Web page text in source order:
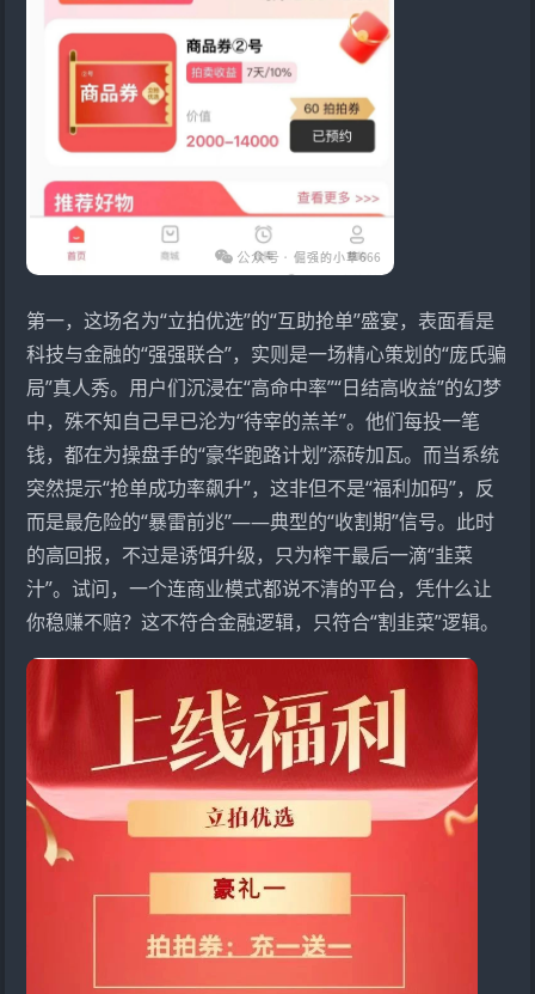
第一，这场名为“立拍优选”的“互助抢单”盛宴，表面看是
科技与金融的“强强联合”，实则是一场精心策划的“庞氏骗
局”真人秀。用户们沉浸在“高命中率”“日结高收益”的幻梦
中，殊不知自己早已沦为“待宰的羔羊”。他们每投一笔
钱，都在为操盘手的“豪华跑路计划”添砖加瓦。而当系统
突然提示“抢单成功率飙升”，这非但不是“福利加码”，反
而是最危险的“暴雷前兆”——典型的“收割期”信号。此时
的高回报，不过是诱饵升级，只为榨干最后一滴“韭菜
汁”。试问，一个连商业模式都说不清的平台，凭什么让
你稳赚不赔？这不符合金融逻辑，只符合“割韭菜”逻辑。